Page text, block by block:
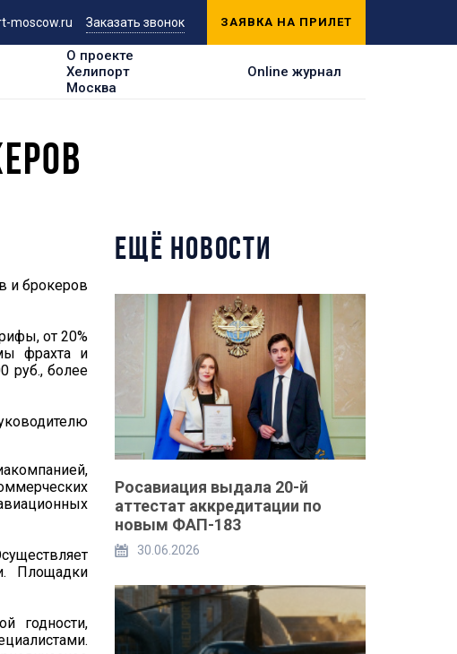
moscow.ru Заказать звонок ЗАЯВКА НА ПРИЛЕТ
О проекте
Хелипорт
Москва
Online журнал
и брокеров
от 20%
фрахта и
руб., более
Площадки
годности,
ЕЩЁ НОВОСТИ
Росавиация выдала 20-й
аттестат аккредитации по
новым ФАП-183
30.06.2026